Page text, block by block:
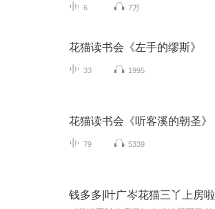
6 7万
花猫读书会《左手的缪斯》
33 1995
花猫读书会《听客溪的朝圣》
79 5339
钱多多|叶广岑花猫三丫上房啦